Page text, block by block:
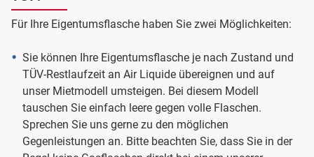
Für Ihre Eigentumsflasche haben Sie zwei Möglichkeiten:
Sie können Ihre Eigentumsflasche je nach Zustand und
TÜV-Restlaufzeit an Air Liquide übereignen und auf
unser Mietmodell umsteigen. Bei diesem Modell
tauschen Sie einfach leere gegen volle Flaschen.
Sprechen Sie uns gerne zu den möglichen
Gegenleistungen an. Bitte beachten Sie, dass Sie in der